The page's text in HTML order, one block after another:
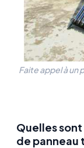
Faite appel à un
Quelles
de panneau